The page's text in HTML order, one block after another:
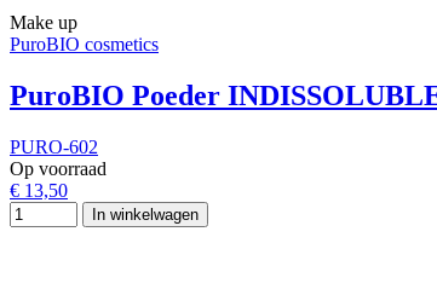
Make up
PuroBIO cosmetics
PuroBIO Poeder
PURO-602
Op voorraad
€ 13,50
In winkelwagen